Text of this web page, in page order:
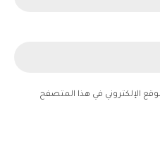
الإلكتروني في هذا المتصفح